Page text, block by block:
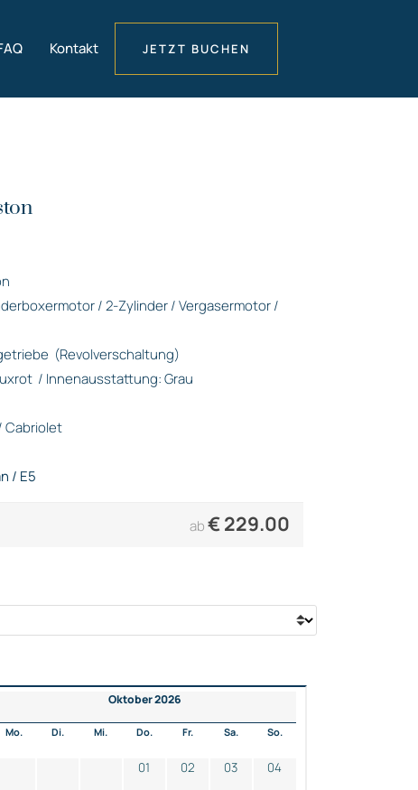
Kontakt JETZT BUCHEN
/ 2-Zylinder / Vergasermotor /
(Revolverschaltung)
/ Innenausstattung: Grau
Cabriolet
/ E5
ab€229.00
Oktober 2026
Mo. Di. Mi. Do. Fr. Sa. So.
01 02 03 04